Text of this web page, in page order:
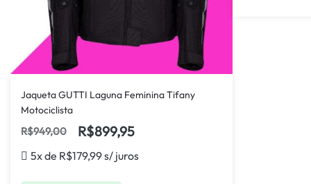
Jaqueta GUTTI Laguna Feminina Tifany
Motociclista
R$949,00 R$899,95
5x de R$179,99s/ juros